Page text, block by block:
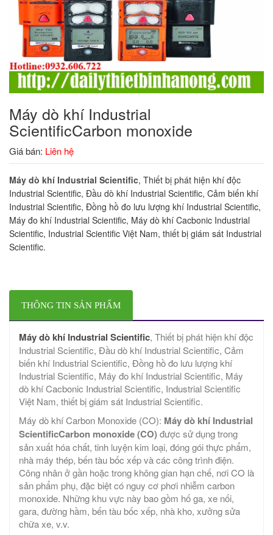
Máy dò khí Industrial
ScientificCarbon monoxide
Giá bán: Liên hệ
Máy dò khí Industrial Scientific, Thiết bị phát hiện khí độc
Industrial Scientific, Đầu dò khí Industrial Scientific, Cảm biến khí
Industrial Scientific, Đồng hồ đo lưu lượng khí Industrial Scientific,
Máy đo khí Industrial Scientific, Máy dò khí Cacbonic Industrial
Scientific, Industrial Scientific Việt Nam, thiết bị giám sát Industrial
Scientific.
THÔNG TIN SẢN PHẨM
Máy dò khí Industrial Scientific, Thiết bị phát hiện khí độc
Industrial Scientific, Đầu dò khí Industrial Scientific, Cảm
biến khí Industrial Scientific, Đồng hồ đo lưu lượng khí
Industrial Scientific, Máy đo khí Industrial Scientific, Máy
dò khí Cacbonic Industrial Scientific, Industrial Scientific
Việt Nam, thiết bị giám sát Industrial Scientific.
Máy dò khí Carbon Monoxide (CO): Máy dò khí Industrial
ScientificCarbon monoxide (CO)được sử dụng trong
sản xuất hóa chất, tinh luyện kim loại, đóng gói thực phẩm,
nhà máy thép, bến tàu bốc xếp và các công trình điện.
Công nhân ở gần hoặc trong không gian hạn chế, nơi CO là
sản phẩm phụ, đặc biệt có nguy cơ phơi nhiễm carbon
monoxide. Những khu vực này bao gồm hố ga, xe nối,
gara, đường hầm, bến tàu bốc xếp, nhà kho, xưởng sửa
chữa xe, v.v.